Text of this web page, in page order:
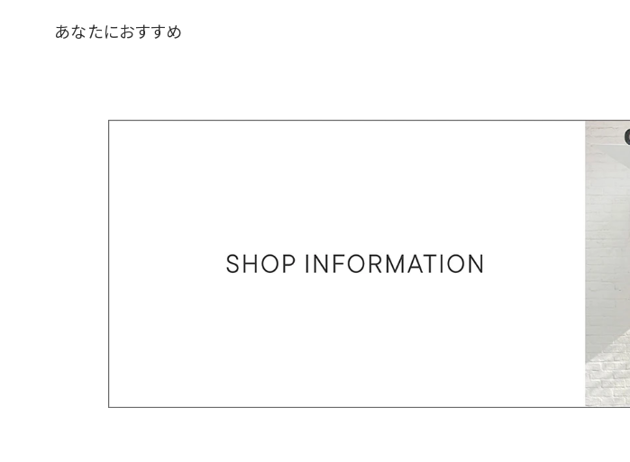
あなたにおすすめ